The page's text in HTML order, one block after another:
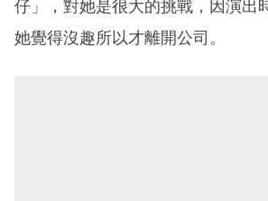
仔」，對她是很大的挑戰，因演出
她覺得沒趣所以才離開公司。